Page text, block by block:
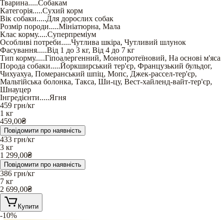
Тварина.....Собакам
Категорія.....Сухий корм
Вік собаки.....Для дорослих собак
Розмір породи.....Мініатюрна, Мала
Клас корму.....Суперпреміум
Особливі потреби.....Чутлива шкіра, Чутливий шлунок
Фасування.....Від 1 до 3 кг, Від 4 до 7 кг
Тип корму.....Гіпоалергенний, Монопротеїновий, На основі м'яса
Порода собаки.....Йоркширський тер'єр, Французький бульдог,
Чихуахуа, Померанський шпіц, Мопс, Джек-рассел-тер'єр,
Мальтійська болонка, Такса, Ши-цу, Вест-хайленд-вайт-тер'єр,
Шнауцер
Інгредієнти.....Ягня
459 грн/кг
1 кг
459,00₴
Повідомити про наявність
433 грн/кг
3 кг
1 299,00₴
Повідомити про наявність
386 грн/кг
7 кг
2 699,00₴
Купити
-10%